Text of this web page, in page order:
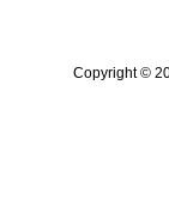
Copyright ©